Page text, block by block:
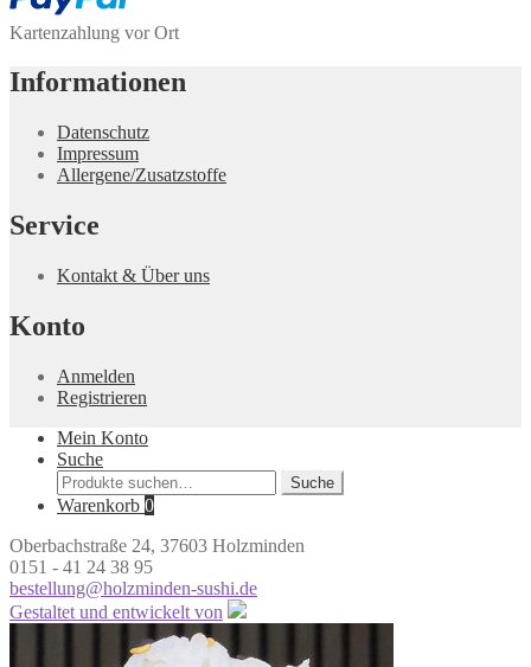
Kartenzahlung vor Ort
Informationen
Datenschutz
Impressum
Allergene/Zusatzstoffe
Service
Kontakt & Über uns
Konto
Anmelden
Registrieren
Mein Konto
Suche
Suche
nach:
Suche
Warenkorb 0
Oberbachstraße 24, 37603 Holzminden
0151 - 41 24 38 95
bestellung@holzminden-sushi.de
Gestaltet und entwickelt von